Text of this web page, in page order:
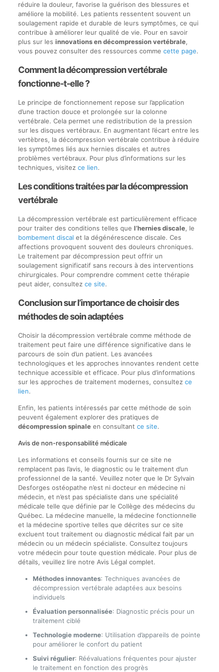
réduire la douleur, favorise la guérison des blessures et
améliore la mobilité. Les patients ressentent souvent un
soulagement rapide et durable de leurs symptômes, ce qui
contribue à améliorer leur qualité de vie. Pour en savoir
plus sur les innovations en décompression vertébrale,
vous pouvez consulter des ressources comme cette page.
Comment la décompression vertébrale
fonctionne-t-elle ?
Le principe de fonctionnement repose sur l’application
d’une traction douce et prolongée sur la colonne
vertébrale. Cela permet une redistribution de la pression
sur les disques vertébraux. En augmentant l’écart entre les
vertèbres, la décompression vertébrale contribue à réduire
les symptômes liés aux hernies discales et autres
problèmes vertébraux. Pour plus d’informations sur les
techniques, visitez ce lien.
Les conditions traitées par la décompression
vertébrale
La décompression vertébrale est particulièrement efficace
pour traiter des conditions telles que l’hernies discale, le
bombement discal et la dégénérescence discale. Ces
affections provoquent souvent des douleurs chroniques.
Le traitement par décompression peut offrir un
soulagement significatif sans recours à des interventions
chirurgicales. Pour comprendre comment cette thérapie
peut aider, consultez ce site.
Conclusion sur l’importance de choisir des
méthodes de soin adaptées
Choisir la décompression vertébrale comme méthode de
traitement peut faire une différence significative dans le
parcours de soin d’un patient. Les avancées
technologiques et les approches innovantes rendent cette
technique accessible et efficace. Pour plus d’informations
sur les approches de traitement modernes, consultez ce
lien.
Enfin, les patients intéressés par cette méthode de soin
peuvent également explorer des pratiques de
décompression spinaleen consultant ce site.
Avis de non-responsabilité médicale
Les informations et conseils fournis sur ce site ne
remplacent pas l’avis, le diagnostic ou le traitement d’un
professionnel de la santé. Veuillez noter que le Dr Sylvain
Desforges ostéopathe n’est ni docteur en médecine ni
médecin, et n’est pas spécialiste dans une spécialité
médicale telle que définie par le Collège des médecins du
Québec. La médecine manuelle, la médecine fonctionnelle
et la médecine sportive telles que décrites sur ce site
excluent tout traitement ou diagnostic médical fait par un
médecin ou un médecin spécialiste. Consultez toujours
votre médecin pour toute question médicale. Pour plus de
détails, veuillez lire notre Avis Légal complet.
Méthodes innovantes: Techniques avancées de
décompression vertébrale adaptées aux besoins
individuels
Évaluation personnalisée: Diagnostic précis pour un
traitement ciblé
Technologie moderne: Utilisation d’appareils de pointe
pour améliorer le confort du patient
Suivi régulier: Réévaluations fréquentes pour ajuster
le traitement en fonction des progrès